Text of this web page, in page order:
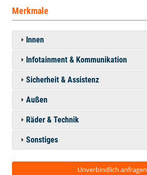
Merkmale
Innen
Infotainment & Kommunikation
Sicherheit & Assistenz
Außen
Räder & Technik
Sonstiges
Unverbindlich anfragen